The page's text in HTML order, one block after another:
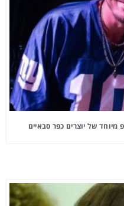
של יוצרים כפר סבאיים